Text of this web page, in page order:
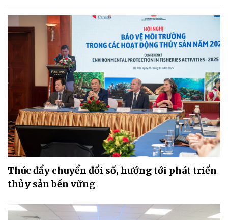
Thúc đẩy chuyển đổi số, hướng tới phát triển
thủy sản bền vững